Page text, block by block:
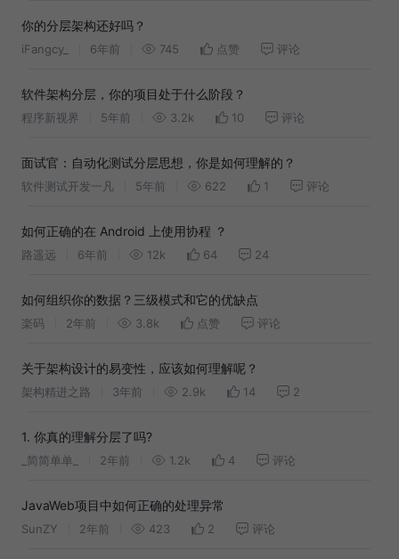
你的分层架构还好吗？
iFangcy_ 6年前 745 点赞 评论
软件架构分层，你的项目处于什么阶段？
程序新视界 5年前 3.2k 10 评论
面试官：自动化测试分层思想，你是如何理解的？
软件测试开发一凡 5年前 622 1 评论
如何正确的在 Android 上使用协程 ？
路遥远 6年前 12k 64 24
如何组织你的数据？三级模式和它的优缺点
楽码 2年前 3.8k 点赞 评论
关于架构设计的易变性，应该如何理解呢？
架构精进之路 3年前 2.9k 14 2
1. 你真的理解分层了吗?
_简简单单_ 2年前 1.2k 4 评论
JavaWeb项目中如何正确的处理异常
SunZY 2年前 423 2 评论